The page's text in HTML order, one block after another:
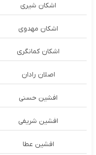
اشکان شیری
اشکان مهدوی
اشکان‌ کمانگری
اصلان رادان
افشین حسنی
افشین شریفی
افشین عطا